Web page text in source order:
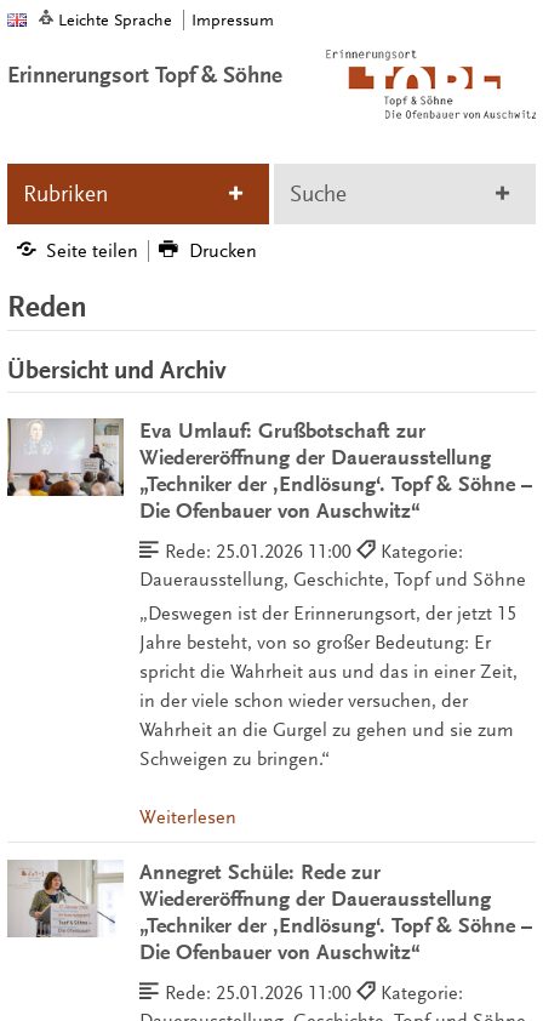
Leichte Sprache Impressum
Erinnerungsort Topf & Söhne
Rubriken Suche
Seite teilen Drucken
Reden
Übersicht und Archiv
Eva Umlauf: Grußbotschaft zur
Wiedereröffnung der Dauerausstellung
„Techniker der ‚Endlösung‘. Topf & Söhne –
Die Ofenbauer von Auschwitz“
Rede: 25.01.2026 11:00
Kategorie:
Dauerausstellung, Geschichte, Topf und Söhne
„Deswegen ist der Erinnerungsort, der jetzt 15
Jahre besteht, von so großer Bedeutung: Er
spricht die Wahrheit aus und das in einer Zeit,
in der viele schon wieder versuchen, der
Wahrheit an die Gurgel zu gehen und sie zum
Schweigen zu bringen.“
Weiterlesen
Annegret Schüle: Rede zur
Wiedereröffnung der Dauerausstellung
„Techniker der ‚Endlösung‘. Topf & Söhne –
Die Ofenbauer von Auschwitz“
Rede: 25.01.2026 11:00
Kategorie: